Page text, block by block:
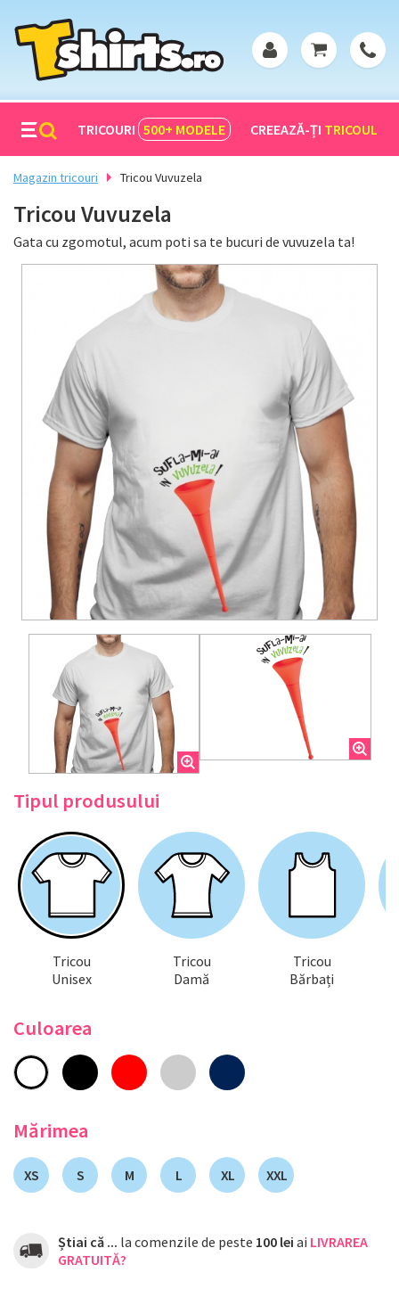
TRICOURI 500+ MODELE CREEAZĂ-ȚI TRICOUL
Magazin tricouri Tricou Vuvuzela
Tricou Vuvuzela
Gata cu zgomotul, acum poti sa te bucuri de vuvuzela ta!
Tipul produsului
Tricou
Unisex
Tricou
Damă
Tricou
Bărbați
Culoarea
Mărimea
XS S M L XL XXL
Știai că ... la comenzile de peste 100 lei ai LIVRAREA
GRATUITĂ?